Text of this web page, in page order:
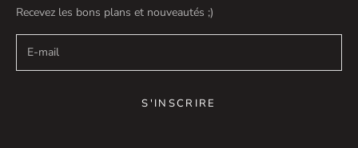
Recevez les bons plans et nouveautés ;)
S'INSCRIRE